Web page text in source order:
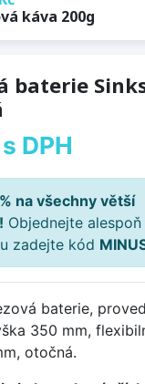
káva 200g
baterie
s DPH
na všechny větší
Objednejte
zadejte kód
baterie,
350 mm,
otočná.